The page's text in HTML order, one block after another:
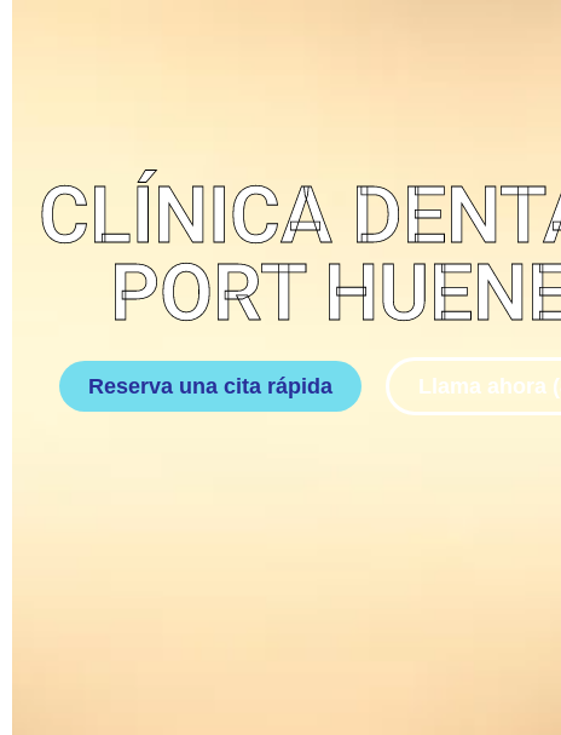
CLÍNICA
PORT
Reserva una cita rápida Llama ahora